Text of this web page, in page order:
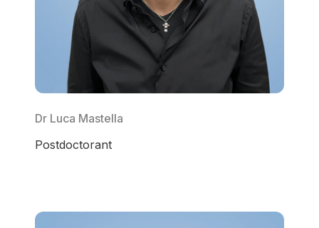
Dr Luca Mastella
Postdoctorant